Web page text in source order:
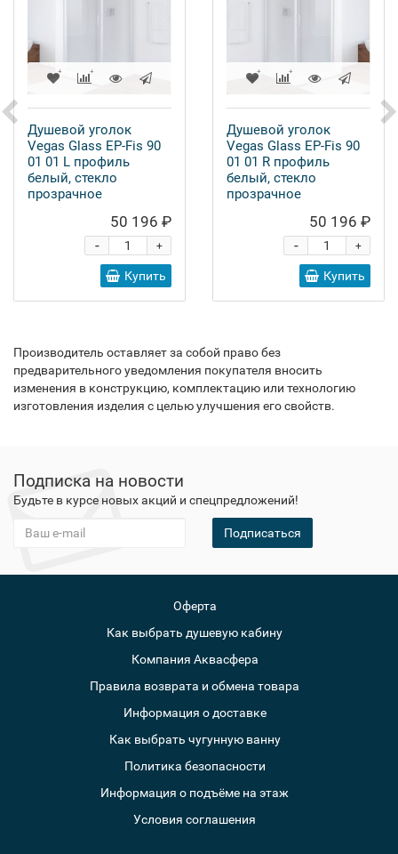
Душевой уголок
Vegas Glass EP-Fis 90
01 01 L профиль
белый, стекло
прозрачное
50 196 ₽
+
-
Купить
Душевой уголок
Vegas Glass EP-Fis 90
01 01 R профиль
белый, стекло
прозрачное
50 196 ₽
+
-
Купить
Производитель оставляет за собой право без
предварительного уведомления покупателя вносить
изменения в конструкцию, комплектацию или технологию
изготовления изделия с целью улучшения его свойств.
Подписка на новости
Будьте в курсе новых акций и спецпредложений!
Подписаться
Оферта
Как выбрать душевую кабину
Компания Аквасфера
Правила возврата и обмена товара
Информация о доставке
Как выбрать чугунную ванну
Политика безопасности
Информация о подъёме на этаж
Условия соглашения